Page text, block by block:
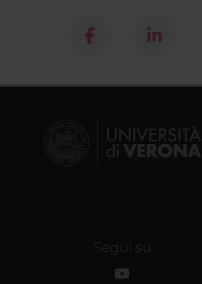
Segui su